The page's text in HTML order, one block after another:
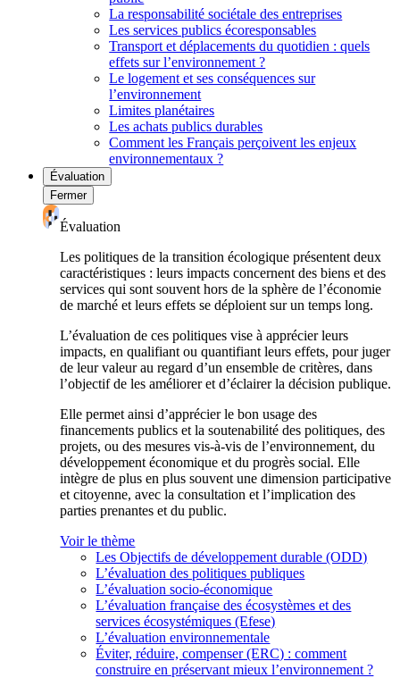
La responsabilité sociétale des entreprises
Les services publics écoresponsables
Transport et déplacements du quotidien : quels
effets sur l’environnement ?
Le logement et ses conséquences sur
l’environnement
Limites planétaires
Les achats publics durables
Comment les Français perçoivent les enjeux
environnementaux ?
Évaluation
Fermer
Évaluation
Les politiques de la transition écologique présentent deux
caractéristiques : leurs impacts concernent des biens et des
services qui sont souvent hors de la sphère de l’économie
de marché et leurs effets se déploient sur un temps long.
L’évaluation de ces politiques vise à apprécier leurs
impacts, en qualifiant ou quantifiant leurs effets, pour juger
de leur valeur au regard d’un ensemble de critères, dans
l’objectif de les améliorer et d’éclairer la décision publique.
Elle permet ainsi d’apprécier le bon usage des
financements publics et la soutenabilité des politiques, des
projets, ou des mesures vis-à-vis de l’environnement, du
développement économique et du progrès social. Elle
intègre de plus en plus souvent une dimension participative
et citoyenne, avec la consultation et l’implication des
parties prenantes et du public.
Voir le thème
Les Objectifs de développement durable (ODD)
L’évaluation des politiques publiques
L’évaluation socio-économique
L’évaluation française des écosystèmes et des
services écosystémiques (Efese)
L’évaluation environnementale
Éviter, réduire, compenser (ERC) : comment
construire en préservant mieux l’environnement ?